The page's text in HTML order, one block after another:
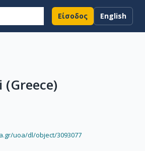
Είσοδος English
uoa/dl/object/3093077